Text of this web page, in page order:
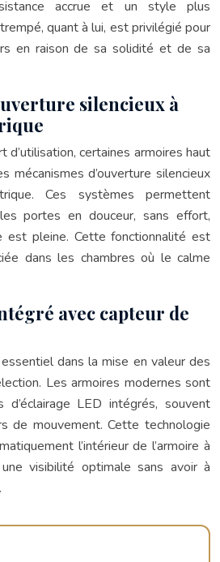
accrue et un style plus
quant à lui, est privilégié pour
en raison de sa solidité et de sa
silencieux à
d’utilisation, certaines armoires haut
mécanismes d’ouverture silencieux
Ces systèmes permettent
portes en douceur, sans effort,
est pleine. Cette fonctionnalité est
dans les chambres où le calme
avec capteur de
essentiel dans la mise en valeur des
Les armoires modernes sont
LED intégrés, souvent
de mouvement. Cette technologie
l’intérieur de l’armoire à
visibilité optimale sans avoir à